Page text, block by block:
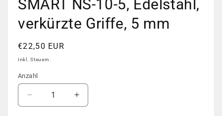
SMART NS-10-5, Edelstahl,
verkürzte Griffe, 5 mm
Normaler
Preis
€22,50 EUR
Inkl. Steuern.
Anzahl
Anzahl
Verringere
die
Erhöhe
die